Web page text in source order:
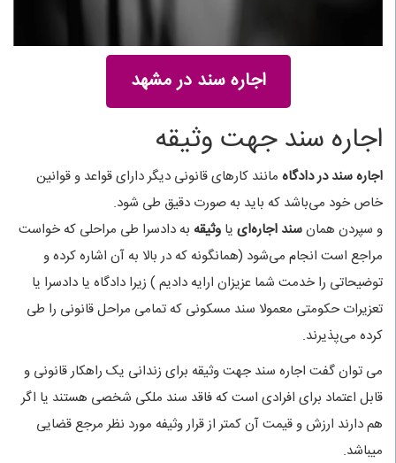
اجاره سند در مشهد
اجاره سند جهت وثیقه
اجاره سند در دادگاه مانند کارهای قانونی دیگر دارای قواعد و قوانین
خاص خود می‌باشد که باید به صورت دقیق طی شود.
و سپردن همانسند اجاره‌ای یا وثیقه به دادسرا طی مراحلی که خواست
مراجع است انجام می‌شود (همانگونه که در بالا به آن اشاره کرده و
توضیحاتی را خدمت شما عزیزان ارایه دادیم ) زیرا دادگاه یا دادسرا یا
تعزیرات حکومتی معمولا سند مسکونی که تمامی مراحل قانونی را طی
کرده می‌پذیرند.
می توان گفت اجاره سند جهت وثیقه برای زندانی یک راهکار قانونی و
قابل اعتماد برای افرادی است که فاقد سند ملکی شخصی هستند یا اگر
هم دارند ارزش و قیمت آن کمتر از قرار وثیفه مورد نظر مرجع قضایی
میباشد.